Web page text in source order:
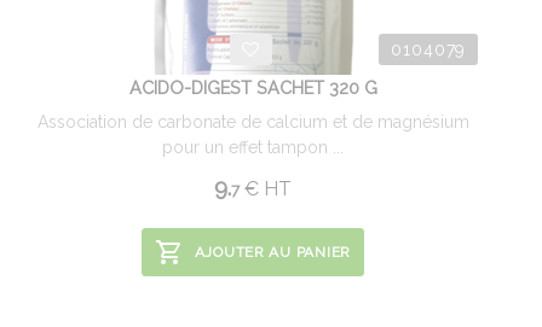
0104079
ACIDO-DIGEST SACHET 320 G
Association de carbonate de calcium et de magnésium
pour un effet tampon ...
9.7 € HT
AJOUTER AU PANIER